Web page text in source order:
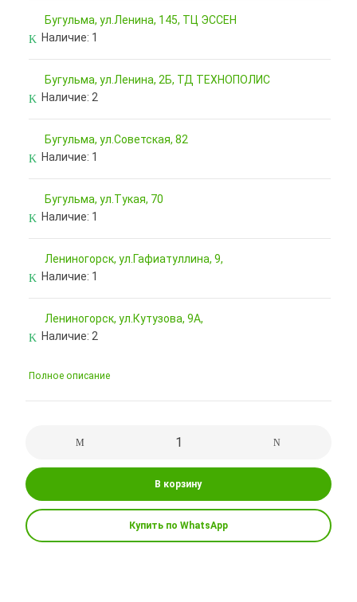
Бугульма, ул.Ленина, 145, ТЦ ЭССЕН
Наличие: 1
Бугульма, ул.Ленина, 2Б, ТД ТЕХНОПОЛИС
Наличие: 2
Бугульма, ул.Советская, 82
Наличие: 1
Бугульма, ул.Тукая, 70
Наличие: 1
Лениногорск, ул.Гафиатуллина, 9,
Наличие: 1
Лениногорск, ул.Кутузова, 9А,
Наличие: 2
Полное описание
В корзину
Купить по WhatsApp